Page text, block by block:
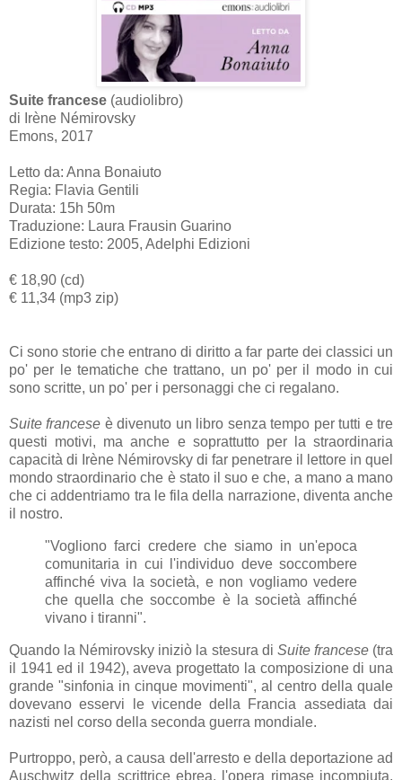
Suite francese (audiolibro)
di Irène Némirovsky
Emons, 2017
Letto da: Anna Bonaiuto
Regia: Flavia Gentili
Durata: 15h 50m
Traduzione: Laura Frausin Guarino
Edizione testo: 2005, Adelphi Edizioni
€ 18,90 (cd)
€ 11,34 (mp3 zip)
Ci sono storie che entrano di diritto a far parte dei classici un
po' per le tematiche che trattano, un po' per il modo in cui
sono scritte, un po' per i personaggi che ci regalano.
Suite francese è divenuto un libro senza tempo per tutti e tre
questi motivi, ma anche e soprattutto per la straordinaria
capacità di Irène Némirovsky di far penetrare il lettore in quel
mondo straordinario che è stato il suo e che, a mano a mano
che ci addentriamo tra le fila della narrazione, diventa anche
il nostro.
"Vogliono farci credere che siamo in un'epoca
comunitaria in cui l'individuo deve soccombere
affinché viva la società, e non vogliamo vedere
che quella che soccombe è la società affinché
vivano i tiranni".
Quando la Némirovsky iniziò la stesura di Suite francese(tra
il 1941 ed il 1942), aveva progettato la composizione di una
grande "sinfonia in cinque movimenti", al centro della quale
dovevano esservi le vicende della Francia assediata dai
nazisti nel corso della seconda guerra mondiale.
Purtroppo, però, a causa dell'arresto e della deportazione ad
Auschwitz della scrittrice ebrea, l'opera rimase incompiuta,